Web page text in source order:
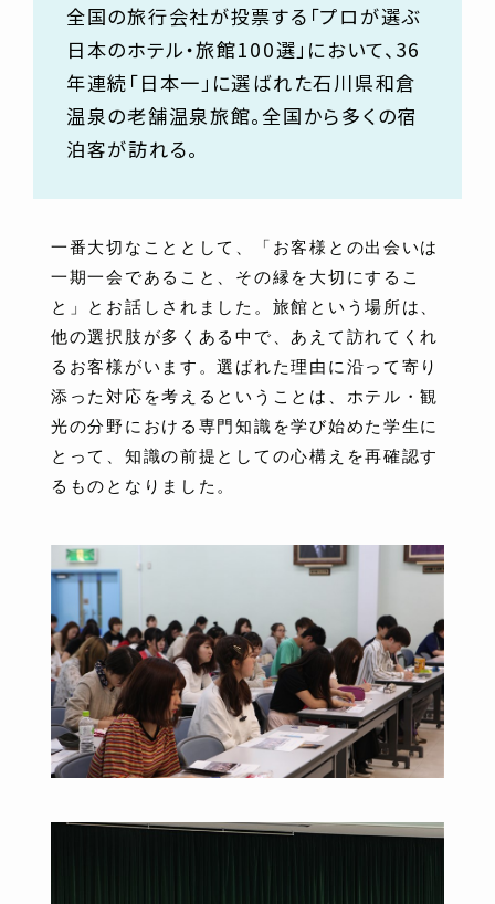
全国の旅行会社が投票する「プロが選ぶ
日本のホテル・旅館100選」において、36
年連続「日本一」に選ばれた石川県和倉
温泉の老舗温泉旅館。全国から多くの宿
泊客が訪れる。
一番大切なこととして、「お客様との出会いは
一期一会であること、その縁を大切にするこ
と」とお話しされました。旅館という場所は、
他の選択肢が多くある中で、あえて訪れてくれ
るお客様がいます。選ばれた理由に沿って寄り
添った対応を考えるということは、ホテル・観
光の分野における専門知識を学び始めた学生に
とって、知識の前提としての心構えを再確認す
るものとなりました。